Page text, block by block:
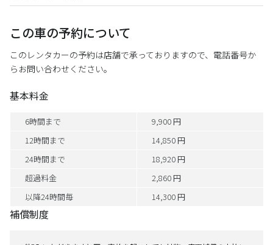
この車の予約について
このレンタカーの予約は店舗で承っておりますので、電話番号か
らお問い合わせください。
基本料金
6時間まで
9,900 円
12時間まで
14,850 円
24時間まで
18,920 円
超過料金
2,860 円
以降24時間毎
14,300 円
補償制度